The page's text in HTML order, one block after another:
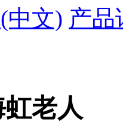
中文) 产品
老人